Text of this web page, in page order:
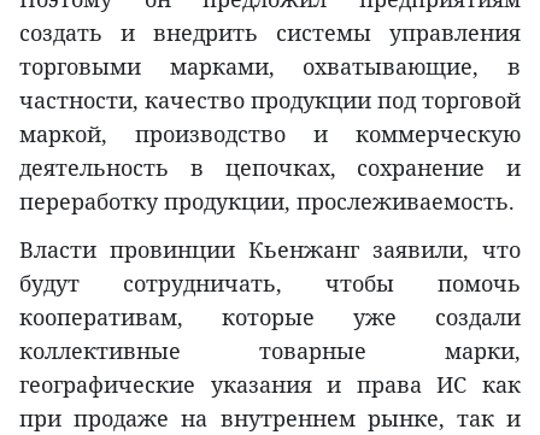
создать и внедрить системы управления
торговыми марками, охватывающие, в
частности, качество продукции под торговой
маркой, производство и коммерческую
деятельность в цепочках, сохранение и
переработку продукции, прослеживаемость.
Власти провинции Кьенжанг заявили, что
будут сотрудничать, чтобы помочь
кооперативам, которые уже создали
коллективные товарные марки,
географические указания и права ИС как
при продаже на внутреннем рынке, так и